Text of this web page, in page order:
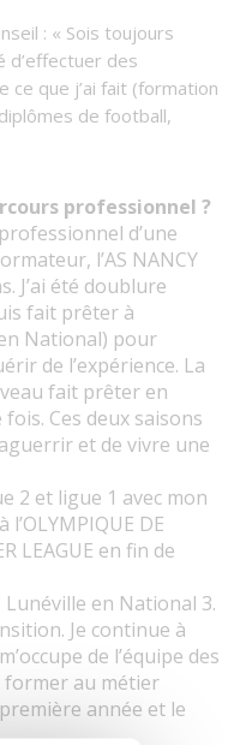
: « Sois toujours
d’effectuer des
que j’ai fait (formation
de football,
professionnel ?
d’une
l’AS NANCY
J’ai été doublure
fait prêter à
National) pour
de l’expérience. La
fait prêter en
fois. Ces deux saisons
et de vivre une
2 et ligue 1 avec mon
DE
LEAGUE en fin de
Lunéville en National 3.
Je continue à
de l’équipe des
former au métier
année et le